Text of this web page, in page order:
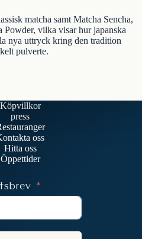
matcha samt Matcha Sencha,
Powder, vilka visar hur japanska
nya uttryck kring den tradition
pulverte.
Köpvillkor
press
oss
Hitta oss
Öppettider